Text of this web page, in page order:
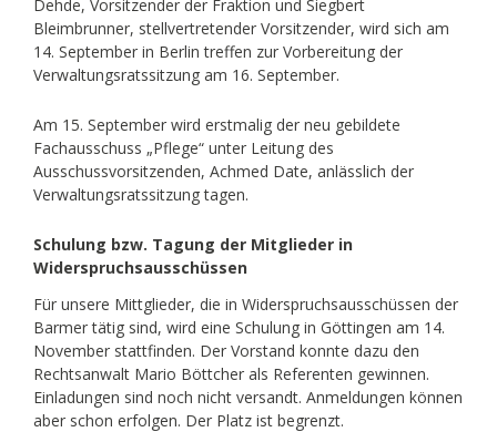
Dehde, Vorsitzender der Fraktion und Siegbert
Bleimbrunner, stellvertretender Vorsitzender, wird sich am
14. September in Berlin treffen zur Vorbereitung der
Verwaltungsratssitzung am 16. September.
Am 15. September wird erstmalig der neu gebildete
Fachausschuss „Pflege“ unter Leitung des
Ausschussvorsitzenden, Achmed Date, anlässlich der
Verwaltungsratssitzung tagen.
Schulung bzw. Tagung der Mitglieder in
Widerspruchsausschüssen
Für unsere Mittglieder, die in Widerspruchsausschüssen der
Barmer tätig sind, wird eine Schulung in Göttingen am 14.
November stattfinden. Der Vorstand konnte dazu den
Rechtsanwalt Mario Böttcher als Referenten gewinnen.
Einladungen sind noch nicht versandt. Anmeldungen können
aber schon erfolgen. Der Platz ist begrenzt.